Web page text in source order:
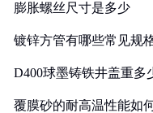
膨胀螺丝尺寸是多少
镀锌方管有哪些常见规
D400球墨铸铁井盖重多
覆膜砂的耐高温性能如